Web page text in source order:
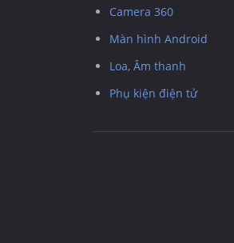
Camera 360
Màn hình Android
Loa, Âm thanh
Phụ kiện điện tử